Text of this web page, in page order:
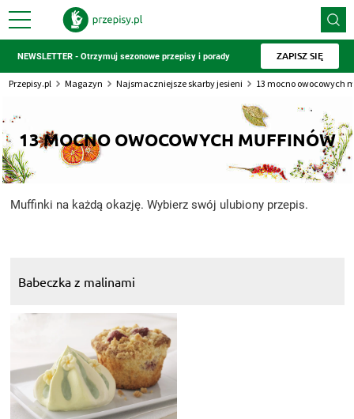
NEWSLETTER - Otrzymuj sezonowe przepisy i porady ZAPISZ SIĘ
Przepisy.pl Magazyn Najsmaczniejsze skarby jesieni 13 mocno owocowych
13 MOCNO OWOCOWYCH MUFFINÓW
Muffinki na każdą okazję. Wybierz swój ulubiony przepis.
Babeczka z malinami